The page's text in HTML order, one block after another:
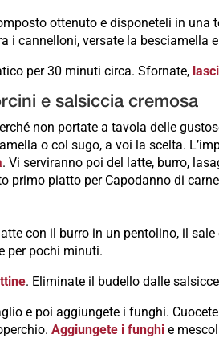
ottenuto e disponeteli in una
i cannelloni, versate la besciamella
per 30 minuti circa. Sfornate,
e salsiccia cremosa
non portate a tavola delle
o col sugo, a voi la scelta.
. Vi serviranno poi del latte, burro,
primo piatto per Capodanno di
con il burro in un pentolino, il
per pochi minuti.
. Eliminate il budello dalle
e poi aggiungete i funghi.
Aggiungete i funghi e